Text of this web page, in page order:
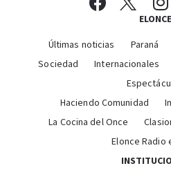
ELONCE
Últimas noticias Paraná
Sociedad
Internacionales
Haciendo Comunidad
La Cocina del Once
Elonce Radio